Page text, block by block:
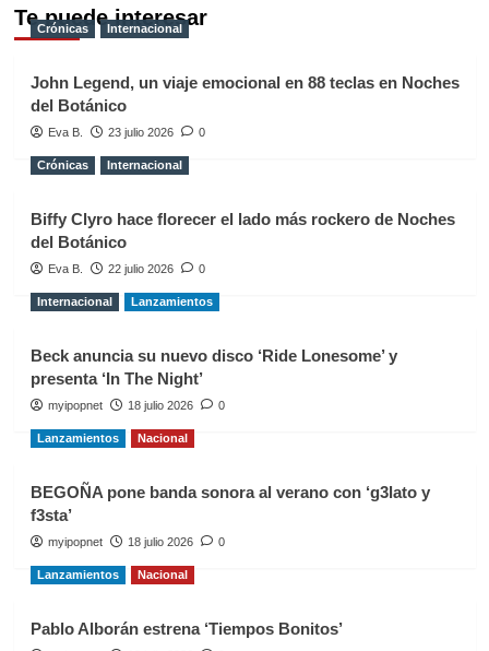
nuevo
disco
Justin
Timberlake
Te puede interesar
Crónicas Internacional
John Legend, un viaje emocional en 88 teclas en Noches
del Botánico
Eva B. 23 julio 2026 0
Crónicas Internacional
Biffy Clyro hace florecer el lado más rockero de Noches
del Botánico
Eva B. 22 julio 2026 0
Internacional Lanzamientos
Beck anuncia su nuevo disco ‘Ride Lonesome’ y
presenta ‘In The Night’
myipopnet 18 julio 2026 0
Lanzamientos Nacional
BEGOÑA pone banda sonora al verano con ‘g3lato y
f3sta’
myipopnet 18 julio 2026 0
Lanzamientos Nacional
Pablo Alborán estrena ‘Tiempos Bonitos’